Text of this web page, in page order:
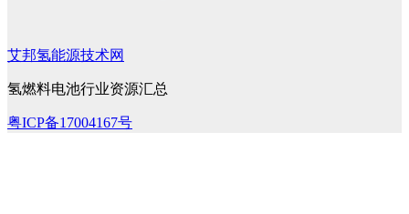
艾邦氢能源技术网
氢燃料电池行业资源汇总
粤ICP备17004167号